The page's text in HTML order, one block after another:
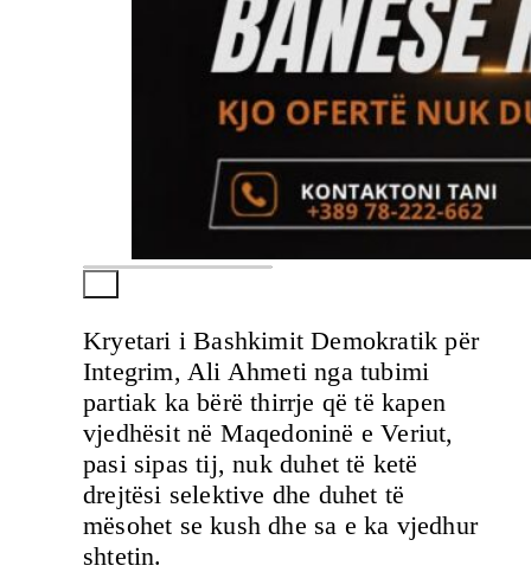
Kryetari i Bashkimit Demokratik për
Integrim, Ali Ahmeti nga tubimi
partiak ka bërë thirrje që të kapen
vjedhësit në Maqedoninë e Veriut,
pasi sipas tij, nuk duhet të ketë
drejtësi selektive dhe duhet të
mësohet se kush dhe sa e ka vjedhur
shtetin.